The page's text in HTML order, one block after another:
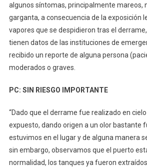
algunos síntomas, principalmente mareos,
garganta, a consecuencia de la exposición
vapores que se despidieron tras el
tienen datos de las instituciones de
recibido un reporte de alguna persona
moderados o graves.
PC: SIN RIESGO IMPORTANTE
“Dado que el derrame fue realizado en
expuesto, dando origen a un olor bastante
estuvimos en el lugar y de alguna manera
sin embargo, observamos que el puerto
normalidad, los tanques ya fueron